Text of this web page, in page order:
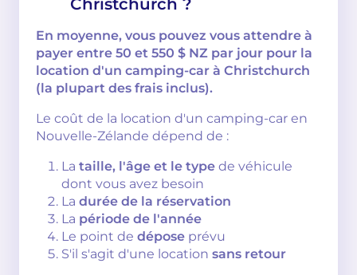
En moyenne, vous pouvez vous attendre à
payer entre 50 et 550 $ NZ par jour pour la
location d'un camping-car à Christchurch
(la plupart des frais inclus).
Le coût de la location d'un camping-car en
Nouvelle-Zélande dépend de :
La taille, l'âge et le type de véhicule
dont vous avez besoin
La durée de la réservation
La période de l'année
Le point de dépose prévu
S'il s'agit d'une location sans retour